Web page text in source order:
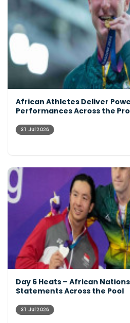
African Athletes Deliver
Performances Across the
31 Jul 2026
Day 6 Heats – African
Statements Across the Pool
31 Jul 2026